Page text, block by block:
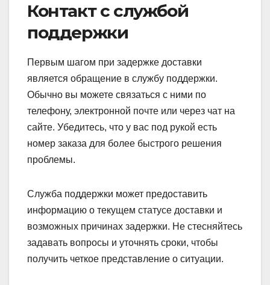
Контакт с службой
поддержки
Первым шагом при задержке доставки
является обращение в службу поддержки.
Обычно вы можете связаться с ними по
телефону, электронной почте или через чат на
сайте. Убедитесь, что у вас под рукой есть
номер заказа для более быстрого решения
проблемы.
Служба поддержки может предоставить
информацию о текущем статусе доставки и
возможных причинах задержки. Не стесняйтесь
задавать вопросы и уточнять сроки, чтобы
получить четкое представление о ситуации.